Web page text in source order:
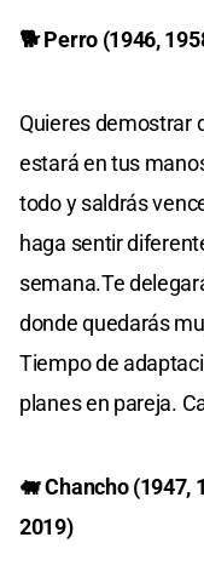
🐕 Perro (1946,
Quieres demostrar
estará en tus
todo y saldrás
haga sentir
semana.Te
donde quedarás
Tiempo de
planes en pareja.
🐖 Chancho (1947,
2019)